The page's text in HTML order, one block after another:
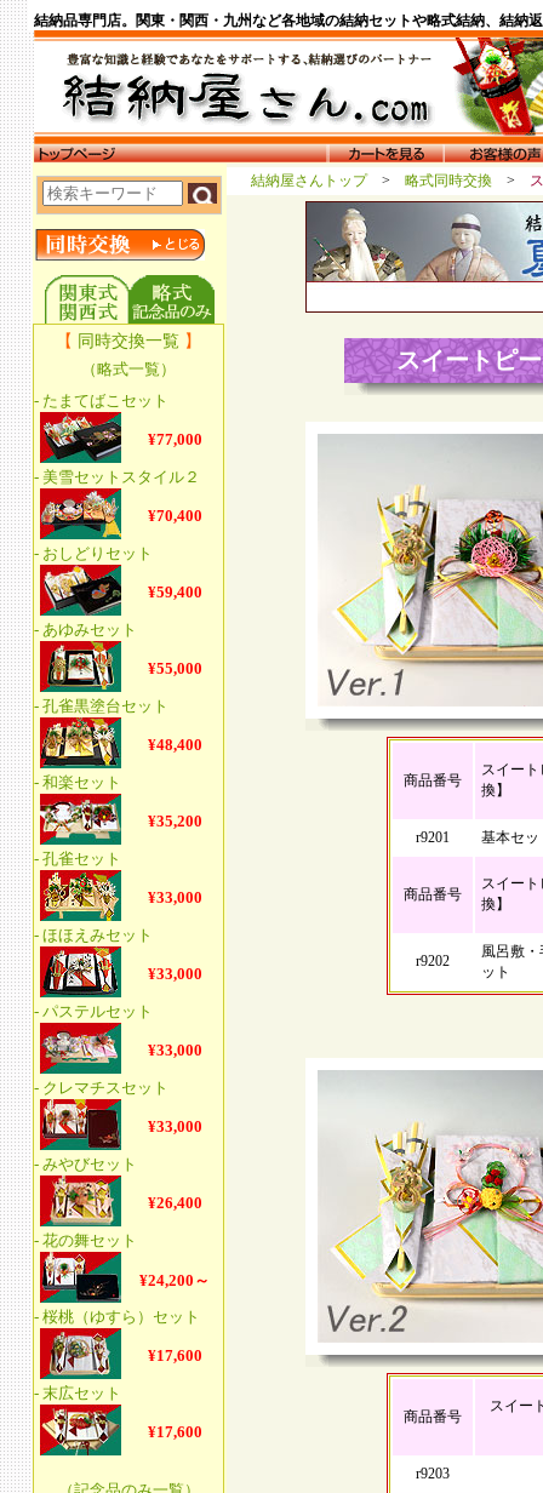
結納品専門店。関東・関西・九州など各地域の結納セットや略式結納、結納
結納屋さんトップ > 略式同時交換 >
スイートピ
商品番号
スイート
換】
r9201 基本セッ
商品番号
スイート
換】
r9202
風呂敷
ット
商品番号
スイー
r9203